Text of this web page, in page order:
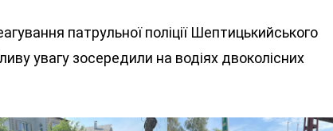
патрульної поліції Шептицькийського
увагу зосередили на водіях двоколісних